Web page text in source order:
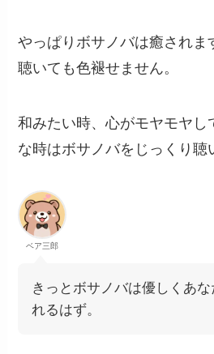
やっぱりボサノバは癒されま
聴いても色褪せません。
和みたい時、心がモヤモヤし
な時はボサノバをじっくり聴
ベア三郎
きっとボサノバは優しくあな
れるはず。